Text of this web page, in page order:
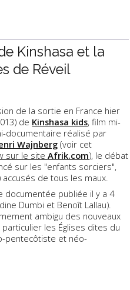
Kinshasa et la
de Réveil
de la sortie en France hier
de Kinshasa kids, film mi-
documentaire réalisé par
Wajnberg (voir cet
sur le siteAfrik.com), le débat
sur les "enfants sorciers",
de tous les maux.
documentée publiée il y a 4
Dumbi et Benoît Lallau).
ambigu des nouveaux
les Églises dites du
pentecôtiste et néo-